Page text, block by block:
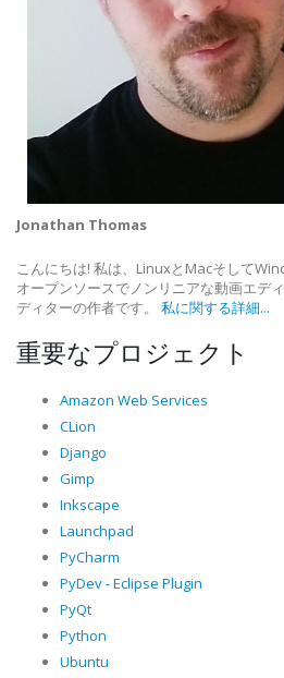
Jonathan Thomas
こんにちは! 私は、LinuxとMacそして
オープンソースでノンリニアな動画エデ
ディターの作者です。 私に関する詳細...
重要なプロジェクト
Amazon Web Services
CLion
Django
Gimp
Inkscape
Launchpad
PyCharm
PyDev - Eclipse Plugin
PyQt
Python
Ubuntu